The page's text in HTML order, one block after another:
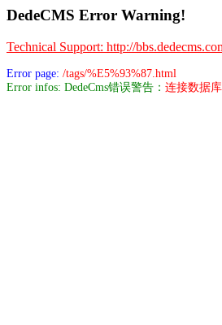
DedeCMS Error Warning!
Technical Support: http://
Error page: /tags/%E5%93%87.html
Error infos: DedeCms错误警告： 连接数据